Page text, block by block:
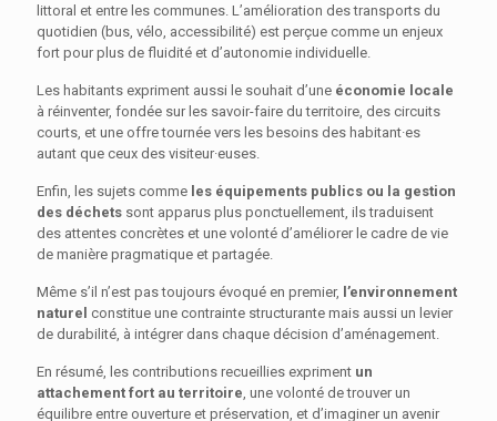
littoral et entre les communes. L’amélioration des transports du
quotidien (bus, vélo, accessibilité) est perçue comme un enjeux
fort pour plus de fluidité et d’autonomie individuelle.
Les habitants expriment aussi le souhait d’une économie locale
à réinventer, fondée sur les savoir-faire du territoire, des circuits
courts, et une offre tournée vers les besoins des habitant·es
autant que ceux des visiteur·euses.
Enfin, les sujets comme les équipements publics ou la gestion
des déchets sont apparus plus ponctuellement, ils traduisent
des attentes concrètes et une volonté d’améliorer le cadre de vie
de manière pragmatique et partagée.
Même s’il n’est pas toujours évoqué en premier, l’environnement
naturel constitue une contrainte structurante mais aussi un levier
de durabilité, à intégrer dans chaque décision d’aménagement.
En résumé, les contributions recueillies expriment un
attachement fort au territoire , une volonté de trouver un
équilibre entre ouverture et préservation, et d’imaginer un avenir